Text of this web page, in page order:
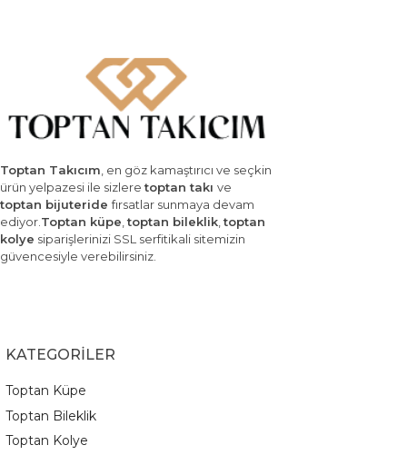
Toptan Takıcım, en göz kamaştırıcı ve seçkin
ürün yelpazesi ile sizleretoptan takı ve
toptan bijuteridefırsatlar sunmaya devam
ediyor.Toptan küpe,toptan bileklik,toptan
kolye siparişlerinizi SSL serfitikali sitemizin
güvencesiyle verebilirsiniz.
KATEGORİLER
Toptan Küpe
Toptan Bileklik
Toptan Kolye